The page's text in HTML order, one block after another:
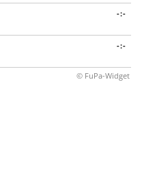
-:-
-:-
© FuPa-Widget